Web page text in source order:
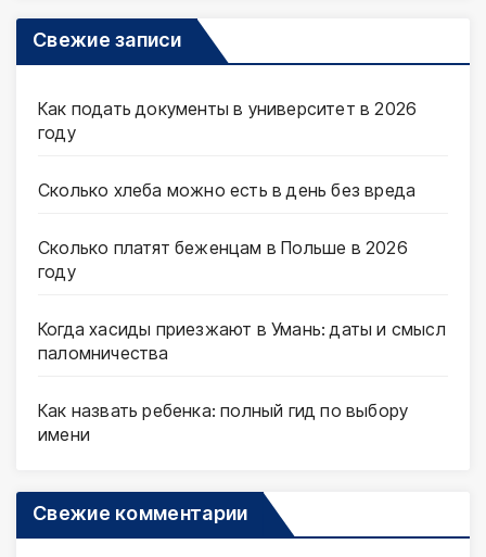
Свежие записи
Как подать документы в университет в 2026
году
Сколько хлеба можно есть в день без вреда
Сколько платят беженцам в Польше в 2026
году
Когда хасиды приезжают в Умань: даты и смысл
паломничества
Как назвать ребенка: полный гид по выбору
имени
Свежие комментарии